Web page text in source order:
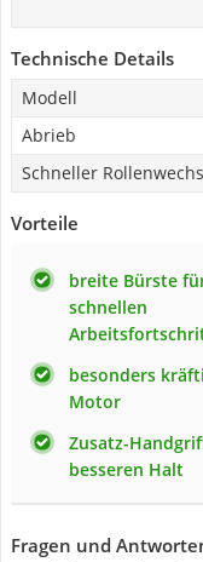
Technische Details
Modell
Abrieb
Schneller
Vorteile
breite Bürste
schnellen
besonders
Motor
Zusatz-
besseren Halt
Fragen und